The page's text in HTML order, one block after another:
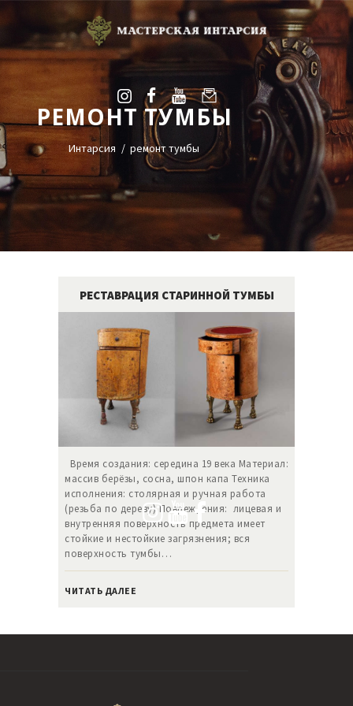
РЕМОНТ ТУМБЫ
Интарсия ремонт тумбы
УСЛУГИ
ГАЛЕРЕЯ
ОЦЕНКА
О НАС
БЛОГ
КОНТАКТЫ
+38(068)95-45-535
Viber
Telegram
РЕСТАВРАЦИЯ СТАРИННОЙ ТУМБЫ
Время создания: середина 19 века Материал:
массив берёзы, сосна, шпон капа Техника
исполнения: столярная и ручная работа
(резьба по дереву) Повреждения: лицевая и
внутренняя поверхность предмета имеет
стойкие и нестойкие загрязнения; вся
поверхность тумбы…
ЧИТАТЬ ДАЛЕЕ